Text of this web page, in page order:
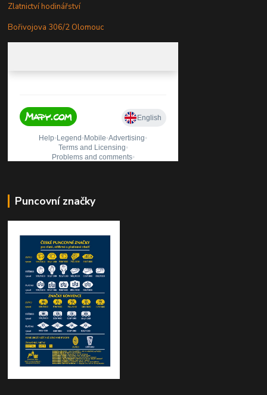
Zlatnictví hodinářství
Bořivojova 306/2 Olomouc
Puncovní značky